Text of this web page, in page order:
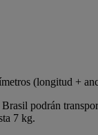
(longitud +
podrán
7 kg.